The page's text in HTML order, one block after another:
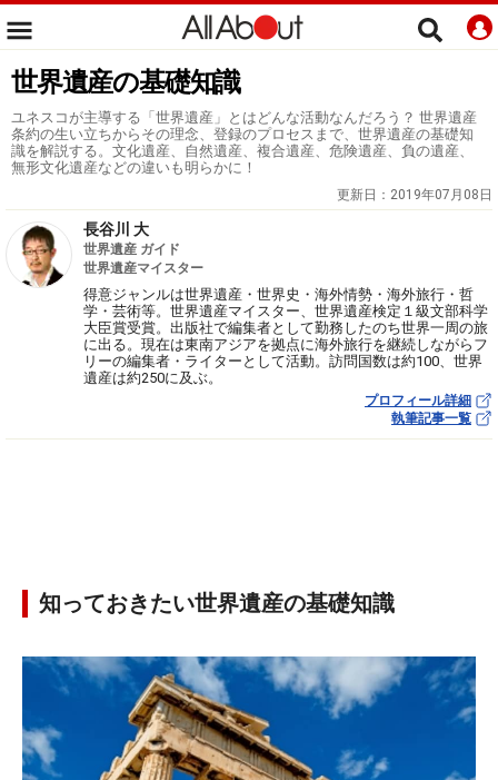
世界遺産の基礎知識
ユネスコが主導する「世界遺産」とはどんな活動なんだろう？ 世界遺産
条約の生い立ちからその理念、登録のプロセスまで、世界遺産の基礎知
識を解説する。文化遺産、自然遺産、複合遺産、危険遺産、負の遺産、
無形文化遺産などの違いも明らかに！
更新日： 2019年07月08日
長谷川 大
世界遺産 ガイド
世界遺産マイスター
得意ジャンルは世界遺産・世界史・海外情勢・海外旅行・哲
学・芸術等。世界遺産マイスター、世界遺産検定１級文部科学
大臣賞受賞。出版社で編集者として勤務したのち世界一周の旅
に出る。現在は東南アジアを拠点に海外旅行を継続しながらフ
リーの編集者・ライターとして活動。訪問国数は約100、世界
遺産は約250に及ぶ。
プロフィール詳細
執筆記事一覧
知っておきたい世界遺産の基礎知識